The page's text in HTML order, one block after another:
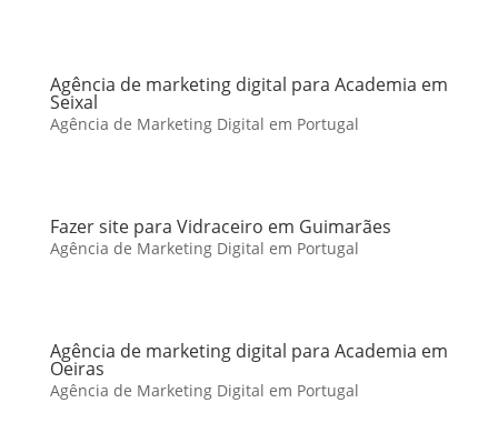
Agência de marketing digital para Academia em
Seixal
Agência de Marketing Digital em Portugal
Fazer site para Vidraceiro em Guimarães
Agência de Marketing Digital em Portugal
Agência de marketing digital para Academia em
Oeiras
Agência de Marketing Digital em Portugal